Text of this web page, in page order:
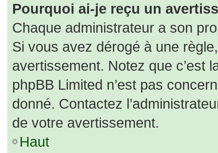
Pourquoi ai-je reçu un
Chaque administrateur a son
Si vous avez dérogé à une
avertissement. Notez que c’est
phpBB Limited n’est pas
donné. Contactez
de votre avertissement.
Haut